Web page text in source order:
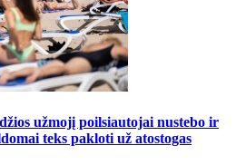
užmojį poilsiautojai nustebo ir
teks pakloti už atostogas